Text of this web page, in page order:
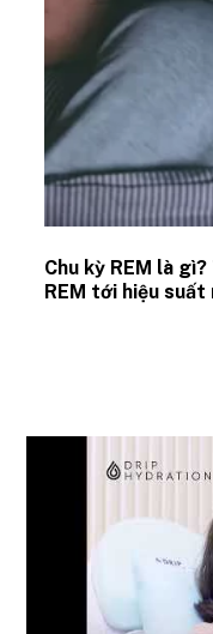
Chu kỳ REM là
REM tới hiệu suất